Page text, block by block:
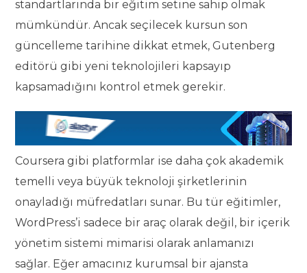
standartlarında bir eğitim setine sahip olmak
mümkündür. Ancak seçilecek kursun son
güncelleme tarihine dikkat etmek, Gutenberg
editörü gibi yeni teknolojileri kapsayıp
kapsamadığını kontrol etmek gerekir.
Coursera gibi platformlar ise daha çok akademik
temelli veya büyük teknoloji şirketlerinin
onayladığı müfredatları sunar. Bu tür eğitimler,
WordPress’i sadece bir araç olarak değil, bir içerik
yönetim sistemi mimarisi olarak anlamanızı
sağlar. Eğer amacınız kurumsal bir ajansta